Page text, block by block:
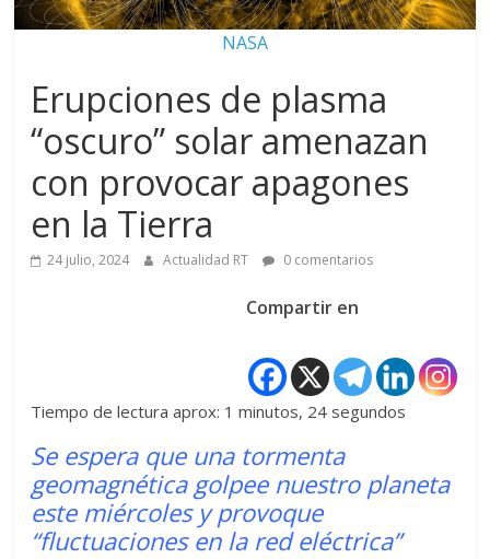
NASA
Erupciones de plasma
“oscuro” solar amenazan
con provocar apagones
en la Tierra
24 julio, 2024 Actualidad RT 0 comentarios
Compartir en
Tiempo de lectura aprox: 1 minutos, 24 segundos
Se espera que una tormenta
geomagnética golpee nuestro planeta
este miércoles y provoque
“fluctuaciones en la red eléctrica”